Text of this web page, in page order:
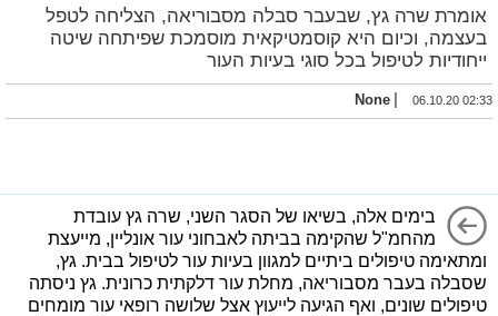
אומרת שרה גץ, שבעבר סבלה מסבוריאה, הצליחה לטפל
בעצמה, וכיום היא קוסמטיקאית מוסמכת שפיתחה שיטה
ייחודיות לטיפול בכל סוגי בעיות העור
None | 06.10.20 02:33
בימים אלה, בשיאו של הסגר השני, שרה גץ עובדת
מהחמ"ל שהקימה בביתה לאבחוני עור אונליין, מייעצת
ומתאימה טיפולים ביתיים למגוון בעיות עור לטיפול בבית. גץ,
שסבלה בעבר מסבוריאה, מחלת עור דלקתית כרונית. גץ ניסתה
טיפולים שונים, ואף הגיעה לייעוץ אצל שלושה רופאי עור מומחים